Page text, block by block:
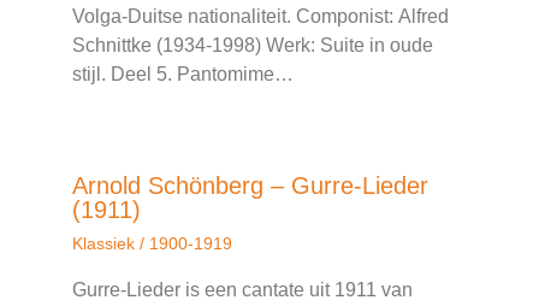
Volga-Duitse nationaliteit. Componist: Alfred
Schnittke (1934-1998) Werk: Suite in oude
stijl. Deel 5. Pantomime…
Arnold Schönberg – Gurre-Lieder
(1911)
Klassiek / 1900-1919
Gurre-Lieder is een cantate uit 1911 van